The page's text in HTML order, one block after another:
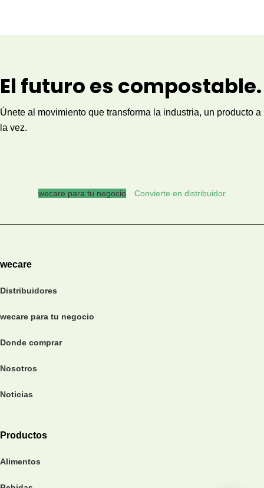
El futuro es compostable.
Únete al movimiento que transforma la industria, un producto a
la vez.
wecare para tu negocio Convierte en distribuidor
wecare
Distribuidores
wecare para tu negocio
Donde comprar
Nosotros
Noticias
Productos
Alimentos